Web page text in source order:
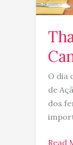
O dia
de
dos
Read